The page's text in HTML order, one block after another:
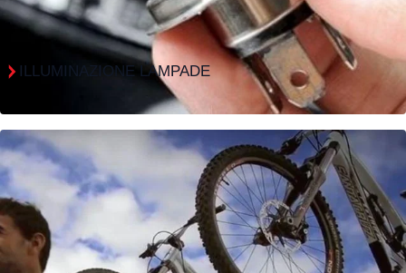
ILLUMINAZIONE LAMPADE